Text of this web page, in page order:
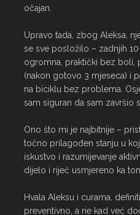
očajan.
Upravo tada, zbog Aleksa,
se sve posložilo – zadnjih
ogromna, praktički bez boli,
(nakon gotovo 3 mjeseca) i
na biciklu bez problema.
sam siguran da sam završio
Ono što mi je najbitnije –
točno prilagođen stanju u
iskustvo i razumijevanje
dijelo i riječ usmjereno ka
Hvala Aleksu i curama,
preventivno, a ne kad već